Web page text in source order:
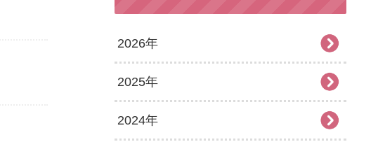
2026年
2026年7月
2026年6月
2025年
2025年12月
2024年